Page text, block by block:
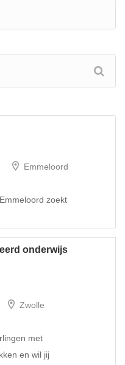
Emmeloord
zoekt
onderwijs
Zwolle
met
en wil jij